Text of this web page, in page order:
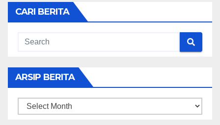
CARI BERITA
ARSIP BERITA
ARSIP